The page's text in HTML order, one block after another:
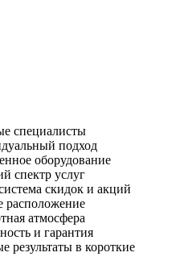
специалисты
подход
оборудование
спектр услуг
скидок и акций
расположение
атмосфера
и гарантия
результаты в короткие